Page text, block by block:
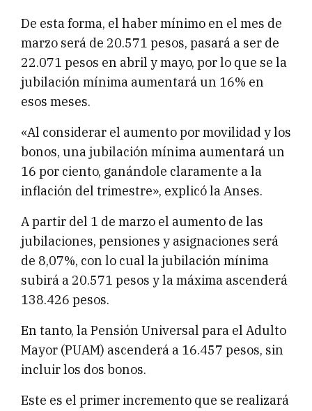
De esta forma, el haber mínimo en el mes de
marzo será de 20.571 pesos, pasará a ser de
22.071 pesos en abril y mayo, por lo que se la
jubilación mínima aumentará un 16% en
esos meses.
«Al considerar el aumento por movilidad y los
bonos, una jubilación mínima aumentará un
16 por ciento, ganándole claramente a la
inflación del trimestre», explicó la Anses.
A partir del 1 de marzo el aumento de las
jubilaciones, pensiones y asignaciones será
de 8,07%, con lo cual la jubilación mínima
subirá a 20.571 pesos y la máxima ascenderá
138.426 pesos.
En tanto, la Pensión Universal para el Adulto
Mayor (PUAM) ascenderá a 16.457 pesos, sin
incluir los dos bonos.
Este es el primer incremento que se realizará